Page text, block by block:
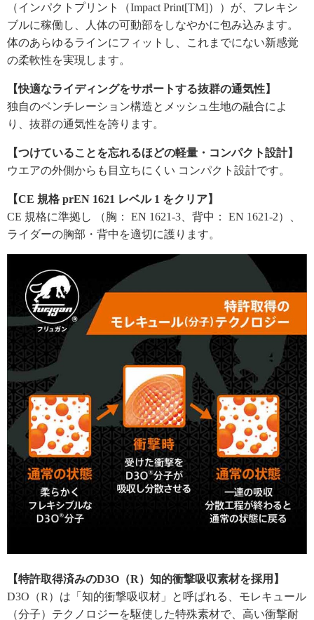
（インパクトプリント（Impact Print[TM]））が、フレキシ
ブルに稼働し、人体の可動部をしなやかに包み込みます。
体のあらゆるラインにフィットし、これまでにない新感覚
の柔軟性を実現します。
【快適なライディングをサポートする抜群の通気性】
独自のベンチレーション構造とメッシュ生地の融合によ
り、抜群の通気性を誇ります。
【つけていることを忘れるほどの軽量・コンパクト設計】
ウエアの外側からも目立ちにくい コンパクト設計です。
【CE 規格 prEN 1621 レベル 1 をクリア】
CE 規格に準拠し （胸： EN 1621-3、背中： EN 1621-2）、
ライダーの胸部・背中を適切に護ります。
【特許取得済みのD3O（R）知的衝撃吸収素材を採用】
D3O（R）は「知的衝撃吸収材」と呼ばれる、モレキュール
（分子）テクノロジーを駆使した特殊素材で、高い衝撃耐